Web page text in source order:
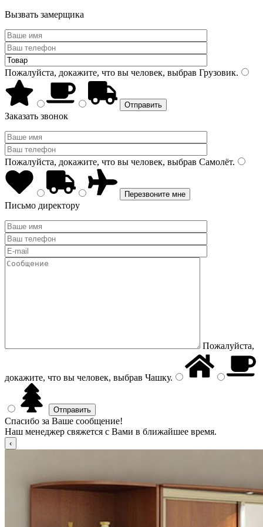
Вызвать замерщика
Пожалуйста, докажите, что вы человек, выбрав Грузовик.
Заказать звонок
Пожалуйста, докажите, что вы человек, выбрав Самолёт.
Письмо директору
Пожалуйста,
докажите, что вы человек, выбрав Чашку.
Спасибо за Ваше сообщение!
Наш менеджер свяжется с Вами в ближайшее время.